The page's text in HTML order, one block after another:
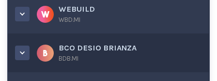
WEBUILD
WBD.MI
BCO DESIO BRIANZA
BDB.MI